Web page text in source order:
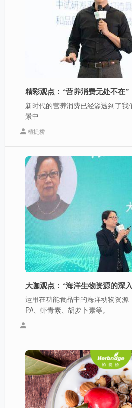
精彩观点：“营养消费无处不在”
新时代的营养消费已经渗透到了我
景中
植提桥
运用在功能食品中的海洋动物资源
PA、虾青素、胡萝卜素等。